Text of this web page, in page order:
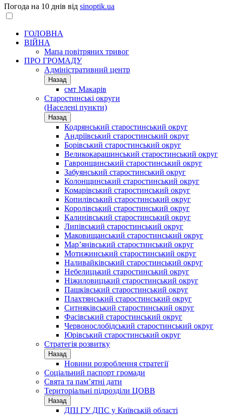
Погода на 10 днів від sinoptik.ua
ГОЛОВНА
ВІЙНА
Мапа повітряних тривог
ПРО ГРОМАДУ
Aдміністративний центр
Назад
смт Макарів
Старостинські округи
(Населені пункти)
Назад
Кодрянський старостинський округ
Андріївський старостинський округ
Борівський старостинський округ
Великокарашинський старостинський округ
Гавронщинський старостинський округ
Забуянський старостинський округ
Колонщинський старостинський округ
Комарівський старостинський округ
Копилівський старостинський округ
Королівський старостинський округ
Калинівський старостинський округ
Липівський старостинський округ
Маковищанський старостинський округ
Мар’янівський старостинський округ
Мотижинський старостинський округ
Наливайківський старостинський округ
Небелицький старостинський округ
Ніжиловицький старостинський округ
Пашківський старостинський округ
Плахтянський старостинський округ
Ситняківський старостинський округ
Фасівський старостинський округ
Червонослобідський старостинський округ
Юрівський старостинський округ
Стратегія розвитку
Назад
Новини розроблення стратегії
Соціальний паспорт громади
Свята та пам’ятні дати
Територіальні підрозділи ЦОВВ
Назад
ДПІ ГУ ДПС у Київській області